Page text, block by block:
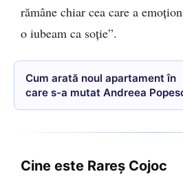
rămâne chiar cea care a
o iubeam ca soție”.
Cum arată noul apartament în
care s-a mutat Andreea
după ce a plecat din
Cine este Rareș Cojoc